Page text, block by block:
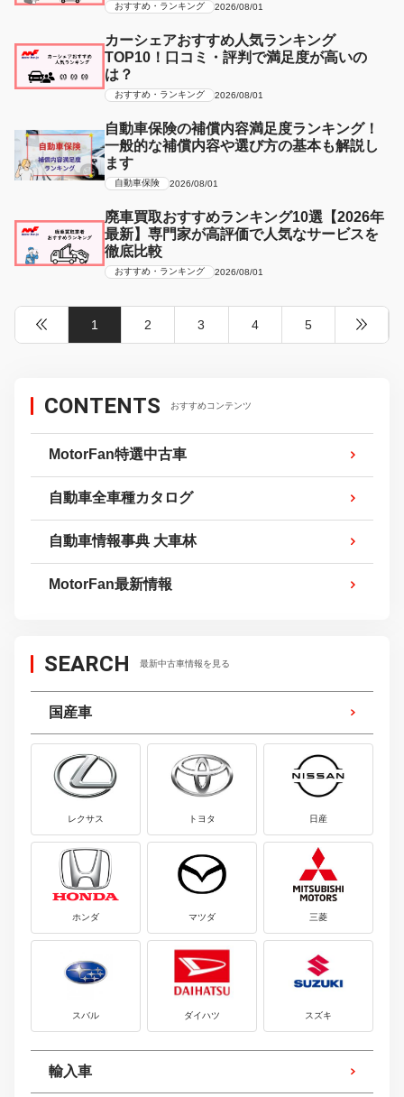
おすすめ・ランキング 2026/08/01
カーシェアおすすめ人気ランキング
TOP10！口コミ・評判で満足度が高いの
は？
おすすめ・ランキング 2026/08/01
自動車保険の補償内容満足度ランキング！
一般的な補償内容や選び方の基本も解説し
ます
自動車保険 2026/08/01
廃車買取おすすめランキング10選【2026年
最新】専門家が高評価で人気なサービスを
徹底比較
おすすめ・ランキング 2026/08/01
1 2 3 4 5
CONTENTS おすすめコンテンツ
MotorFan特選中古車
自動車全車種カタログ
自動車情報事典 大車林
MotorFan最新情報
SEARCH 最新中古車情報を見る
国産車
レクサス トヨタ 日産
ホンダ マツダ 三菱
スバル ダイハツ スズキ
輸入車